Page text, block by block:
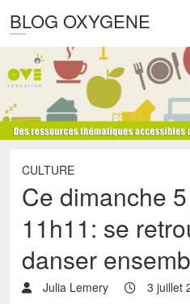
BLOG OXYGENE
CULTURE
Ce dimanche
11h11: se
danser
Julia Lemery 3 juillet